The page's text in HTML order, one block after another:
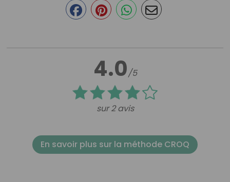
4.0/5
sur 2 avis
En savoir plus sur la méthode CROQ